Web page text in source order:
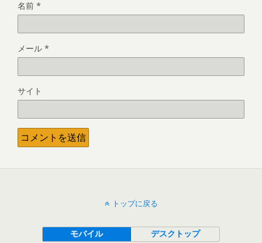
名前 *
メール *
サイト
トップに戻る
モバイル デスクトップ